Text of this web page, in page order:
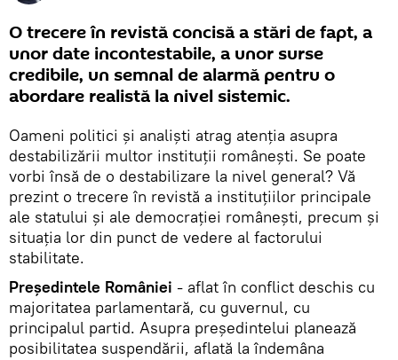
O trecere în revistă concisă a stări de fapt, a
unor date incontestabile, a unor surse
credibile, un semnal de alarmă pentru o
abordare realistă la nivel sistemic.
Oameni politici şi analişti atrag atenţia asupra
destabilizării multor instituţii româneşti. Se poate
vorbi însă de o destabilizare la nivel general? Vă
prezint o trecere în revistă a instituţiilor principale
ale statului şi ale democraţiei româneşti, precum şi
situaţia lor din punct de vedere al factorului
stabilitate.
Preşedintele României - aflat în conflict deschis cu
majoritatea parlamentară, cu guvernul, cu
principalul partid. Asupra preşedintelui planează
posibilitatea suspendării, aflată la îndemâna